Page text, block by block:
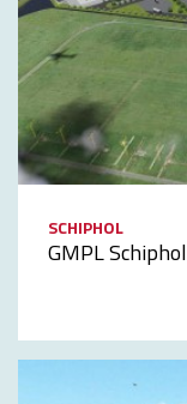
SCHIPHOL
GMPL Schiphol